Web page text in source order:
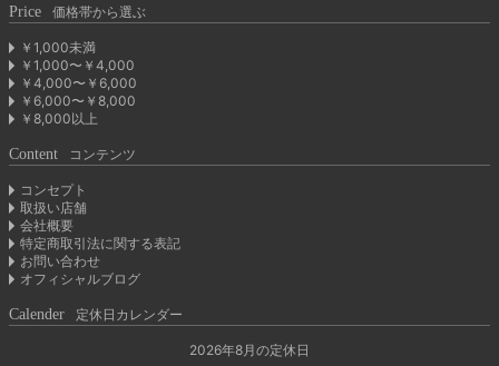
Price 価格帯から選ぶ
￥1,000未満
￥1,000〜￥4,000
￥4,000〜￥6,000
￥6,000〜￥8,000
￥8,000以上
Content コンテンツ
コンセプト
取扱い店舗
会社概要
特定商取引法に関する表記
お問い合わせ
オフィシャルブログ
Calender 定休日カレンダー
2026年8月の定休日